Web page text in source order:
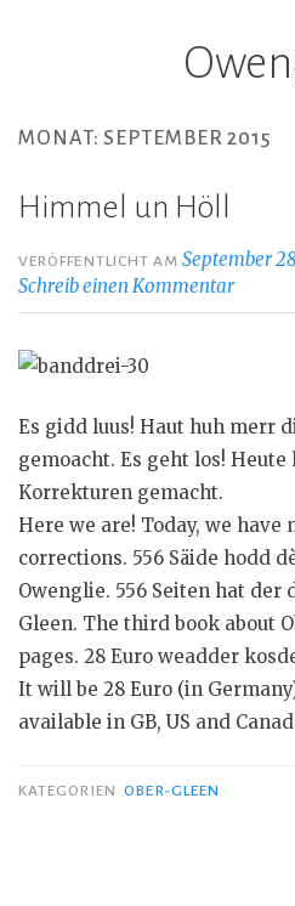
MONAT: SEPTEMBER 2015
Himmel un Höll
VERÖFFENTLICHT AMSeptember
Schreib einen Kommentar
Es gidd luus! Haut huh merr
gemoacht. Es geht los!
Korrekturen gemacht.
Here we are! Today, we have
corrections. 556 Säide hodd
Owenglie. 556 Seiten hat der
Gleen. The third book about
pages. 28 Euro weadder
It will be 28 Euro (in
available in GB, US and
KATEGORIEN OBER-GLEEN